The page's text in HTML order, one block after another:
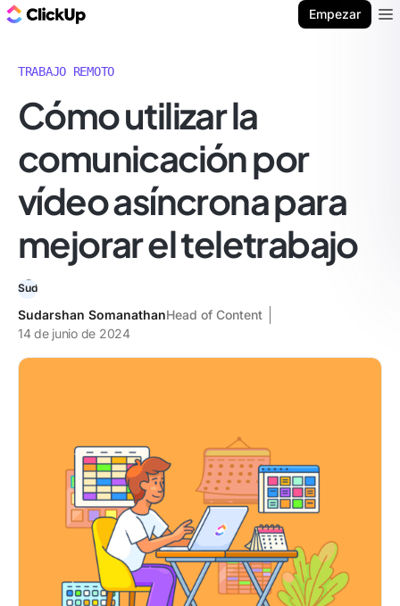
Empezar
TRABAJO REMOTO
Cómo utilizar la
comunicación por
vídeo asíncrona para
mejorar el teletrabajo
Sudarshan SomanathanHead of Content
14 de junio de 2024